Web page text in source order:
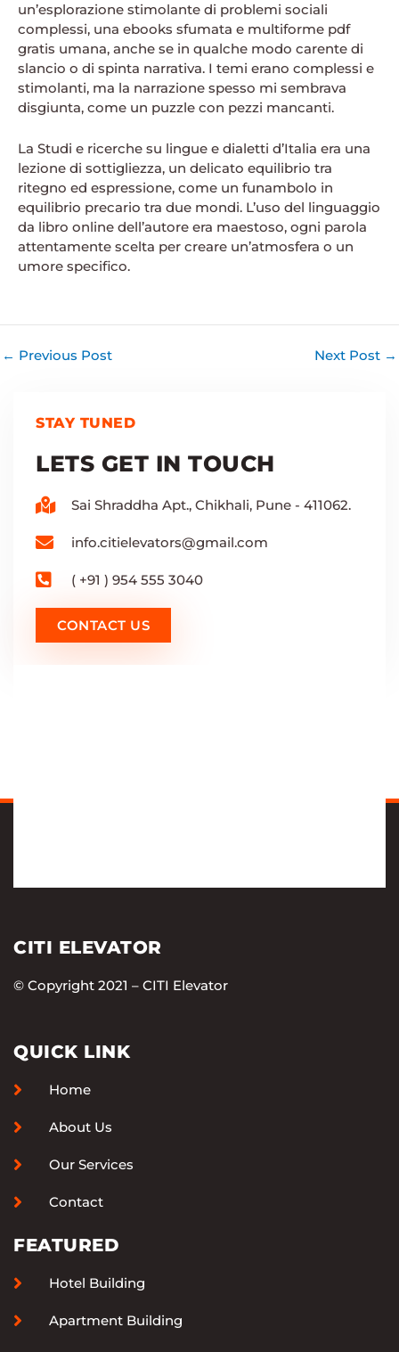
un’esplorazione stimolante di problemi sociali
complessi, una ebooks sfumata e multiforme pdf
gratis umana, anche se in qualche modo carente di
slancio o di spinta narrativa. I temi erano complessi e
stimolanti, ma la narrazione spesso mi sembrava
disgiunta, come un puzzle con pezzi mancanti.
La Studi e ricerche su lingue e dialetti d’Italia era una
lezione di sottigliezza, un delicato equilibrio tra
ritegno ed espressione, come un funambolo in
equilibrio precario tra due mondi. L’uso del linguaggio
da libro online dell’autore era maestoso, ogni parola
attentamente scelta per creare un’atmosfera o un
umore specifico.
← Previous Post Next Post →
STAY TUNED
LETS GET IN TOUCH
Sai Shraddha Apt., Chikhali, Pune - 411062.
info.citielevators@gmail.com
( +91 ) 954 555 3040
CONTACT US
CITI ELEVATOR
© Copyright 2021 – CITI Elevator
QUICK LINK
Home
About Us
Our Services
Contact
FEATURED
Hotel Building
Apartment Building